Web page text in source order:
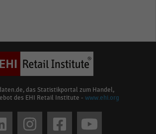
das Statistikportal zum Handel,
des EHI Retail Institute - www.ehi.org